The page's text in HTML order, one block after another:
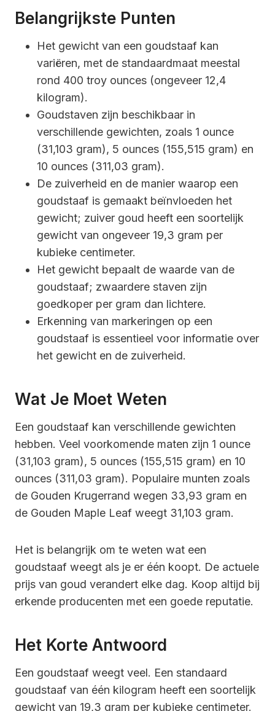
Belangrijkste Punten
Het gewicht van een goudstaaf kan
variëren, met de standaardmaat meestal
rond 400 troy ounces (ongeveer 12,4
kilogram).
Goudstaven zijn beschikbaar in
verschillende gewichten, zoals 1 ounce
(31,103 gram), 5 ounces (155,515 gram) en
10 ounces (311,03 gram).
De zuiverheid en de manier waarop een
goudstaaf is gemaakt beïnvloeden het
gewicht; zuiver goud heeft een soortelijk
gewicht van ongeveer 19,3 gram per
kubieke centimeter.
Het gewicht bepaalt de waarde van de
goudstaaf; zwaardere staven zijn
goedkoper per gram dan lichtere.
Erkenning van markeringen op een
goudstaaf is essentieel voor informatie over
het gewicht en de zuiverheid.
Wat Je Moet Weten
Een goudstaaf kan verschillende gewichten
hebben. Veel voorkomende maten zijn 1 ounce
(31,103 gram), 5 ounces (155,515 gram) en 10
ounces (311,03 gram). Populaire munten zoals
de Gouden Krugerrand wegen 33,93 gram en
de Gouden Maple Leaf weegt 31,103 gram.
Het is belangrijk om te weten wat een
goudstaaf weegt als je er één koopt. De actuele
prijs van goud verandert elke dag. Koop altijd bij
erkende producenten met een goede reputatie.
Het Korte Antwoord
Een goudstaaf weegt veel. Een standaard
goudstaaf van één kilogram heeft een soortelijk
gewicht van 19,3 gram per kubieke centimeter.